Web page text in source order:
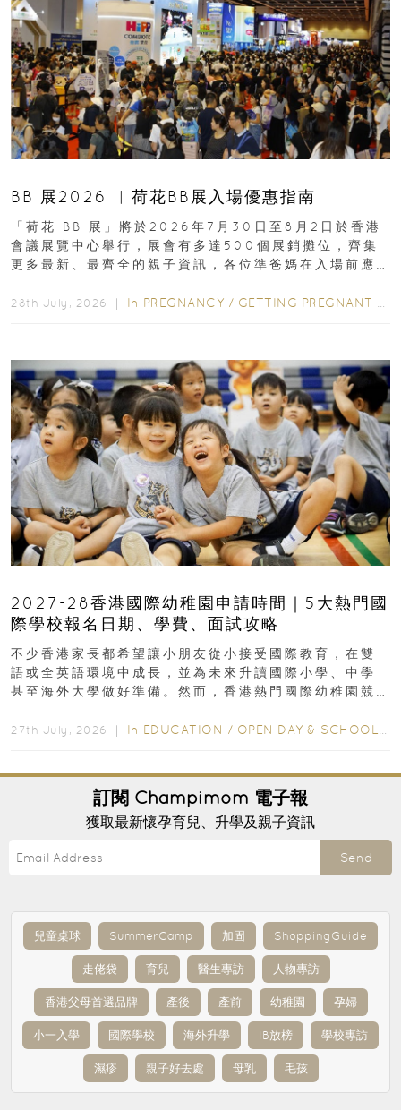
BB 展2026 ︳荷花BB展入場優惠指南
「荷花 BB 展」將於2026年7月30日至8月2日於香港
會議展覽中心舉行，展會有多達500個展銷攤位，齊集
更多最新、最齊全的親子資訊，各位準爸媽在入場前應
28th July, 2026 ｜ In PREGNANCY / GETTING PREGNANT
2027-28香港國際幼稚園申請時間｜5大熱門國
際學校報名日期、學費、面試攻略
不少香港家長都希望讓小朋友從小接受國際教育，在雙
語或全英語環境中成長，並為未來升讀國際小學、中學
甚至海外大學做好準備。然而，香港熱門國際幼稚園競
27th July, 2026 ｜ In EDUCATION / OPEN DAY & SCHOOL EVENTS
訂閱 Champimom 電子報
獲取最新懷孕育兒、升學及親子資訊
Send
兒童桌球 SummerCamp 加固 ShoppingGuide
走佬袋 育兒 醫生專訪 人物專訪
香港父母首選品牌 產後 產前 幼稚園 孕婦
小一入學 國際學校 海外升學 IB放榜 學校專訪
濕疹 親子好去處 母乳 毛孩